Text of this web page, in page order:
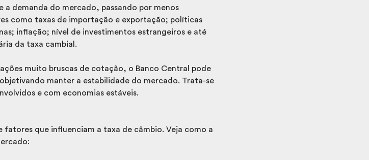
demanda do mercado, passando por menos
como taxas de importação e exportação; políticas
inflação; nível de investimentos estrangeiros e até
da taxa cambial.
muito bruscas de cotação, o Banco Central pode
manter a estabilidade do mercado. Trata-se
e com economias estáveis.
que influenciam a taxa de câmbio. Veja como a